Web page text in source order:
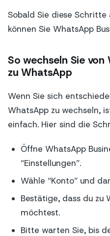
Sobald Sie diese Schritte
können Sie WhatsApp
So wechseln Sie
zu WhatsApp
Wenn Sie sich
WhatsApp zu wechseln,
einfach. Hier sind die
Öffne WhatsApp
“Einstellungen”.
Wähle “Konto” und
Bestätige, dass du zu
möchtest.
Bitte warten Sie, bis